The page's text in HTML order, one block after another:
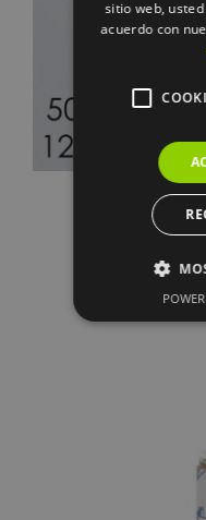
Vela pez
sitio web,
acuerdo con